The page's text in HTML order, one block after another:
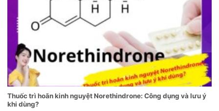
Thuốc trì hoãn kinh nguyệt Norethindrone: Công dụng và lưu ý
khi dùng?